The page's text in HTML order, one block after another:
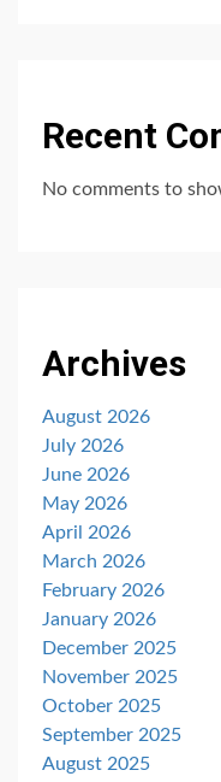
Recent
No comments to
Archives
August 2026
July 2026
June 2026
May 2026
April 2026
March 2026
February 2026
January 2026
December 2025
November 2025
October 2025
September 2025
August 2025